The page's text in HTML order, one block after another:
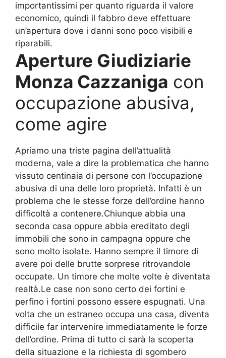
importantissimi per quanto riguarda il valore
economico, quindi il fabbro deve effettuare
un’apertura dove i danni sono poco visibili e
riparabili.
Aperture Giudiziarie
Monza Cazzaniga con
occupazione abusiva,
come agire
Apriamo una triste pagina dell’attualità
moderna, vale a dire la problematica che hanno
vissuto centinaia di persone con l’occupazione
abusiva di una delle loro proprietà. Infatti è un
problema che le stesse forze dell’ordine hanno
difficoltà a contenere.Chiunque abbia una
seconda casa oppure abbia ereditato degli
immobili che sono in campagna oppure che
sono molto isolate. Hanno sempre il timore di
avere poi delle brutte sorprese ritrovandole
occupate. Un timore che molte volte è diventata
realtà.Le case non sono certo dei fortini e
perfino i fortini possono essere espugnati. Una
volta che un estraneo occupa una casa, diventa
difficile far intervenire immediatamente le forze
dell’ordine. Prima di tutto ci sarà la scoperta
della situazione e la richiesta di sgombero